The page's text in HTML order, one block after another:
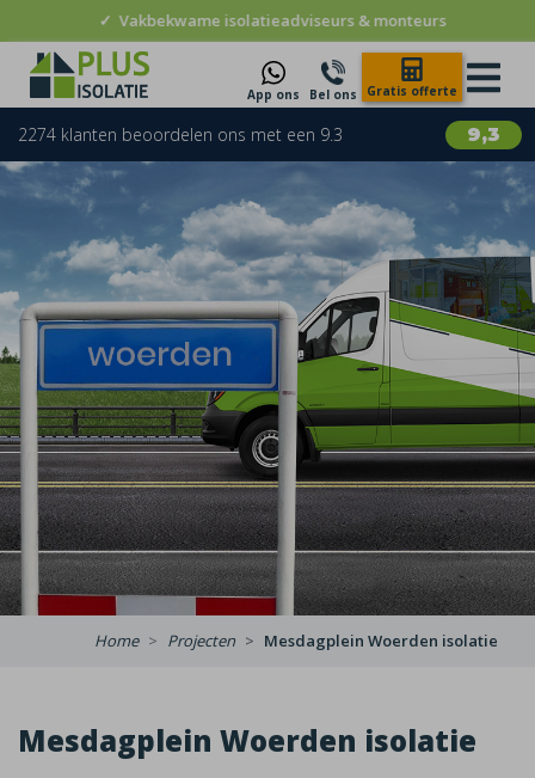
✓ Vakbekwame isolatieadviseurs & monteurs
App ons Bel ons Gratis offerte
9,3
2274 klanten beoordelen ons met een 9.3
Home Projecten Mesdagplein Woerden isolatie
Mesdagplein Woerden isolatie